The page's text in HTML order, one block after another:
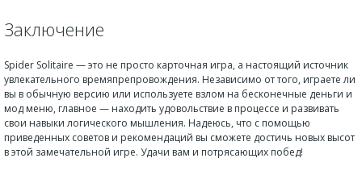
Заключение
Spider Solitaire — это не просто карточная игра, а настоящий источник
увлекательного времяпрепровождения. Независимо от того, играете ли
вы в обычную версию или используете взлом на бесконечные деньги и
мод меню, главное — находить удовольствие в процессе и развивать
свои навыки логического мышления. Надеюсь, что с помощью
приведенных советов и рекомендаций вы сможете достичь новых высот
в этой замечательной игре. Удачи вам и потрясающих побед!